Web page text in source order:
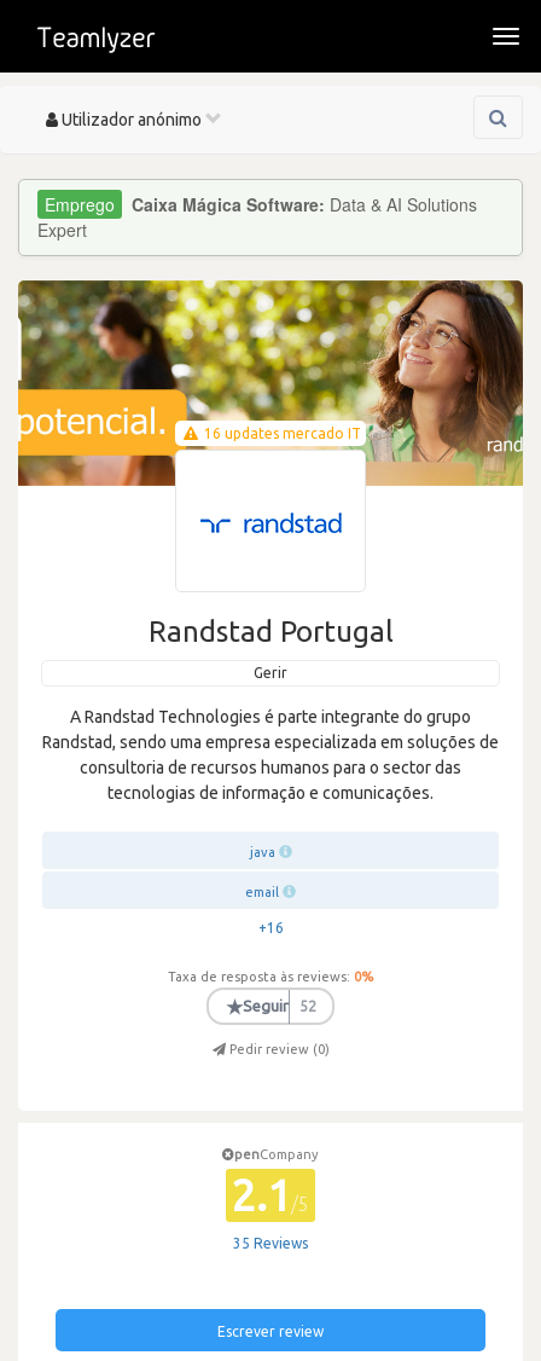
Toggle
Utilizador anónimo
Caixa Mágica Software: Data & AI Solutions
Expert
16 updates mercado IT
Randstad Portugal
Gerir
A Randstad Technologies é parte integrante do grupo
Randstad, sendo uma empresa especializada em soluções de
consultoria de recursos humanos para o sector das
tecnologias de informação e comunicações.
java
email
+16
Taxa de resposta às reviews: 0%
★Seguir 52
Pedir review (0)
penCompany
2.1 /5
35 Reviews
Escrever review